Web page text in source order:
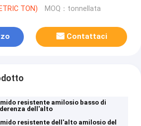
TON) MOQ：tonnellata
Contattaci
resistente amilosio basso di
dell'alto
resistente dell'alto amilosio del